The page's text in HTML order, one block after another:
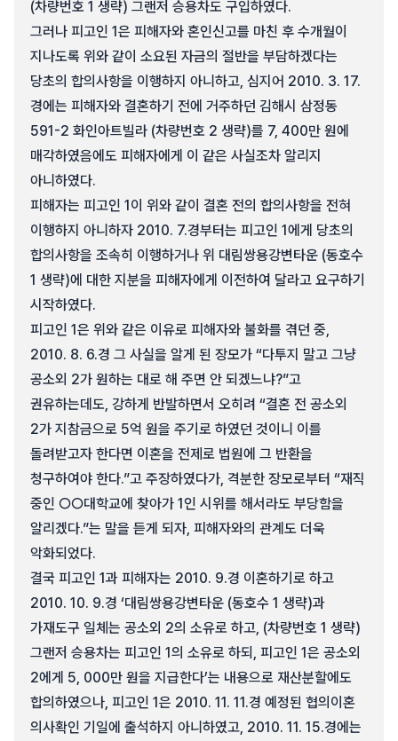
(차량번호 1 생략) 그랜저 승용차도 구입하였다.
그러나 피고인 1은 피해자와 혼인신고를 마친 후 수개월이
지나도록 위와 같이 소요된 자금의 절반을 부담하겠다는
당초의 합의사항을 이행하지 아니하고, 심지어 2010. 3. 17.
경에는 피해자와 결혼하기 전에 거주하던 김해시 삼정동
591-2 화인아트빌라 (차량번호 2 생략)를 7, 400만 원에
매각하였음에도 피해자에게 이 같은 사실조차 알리지
아니하였다.
피해자는 피고인 1이 위와 같이 결혼 전의 합의사항을 전혀
이행하지 아니하자 2010. 7.경부터는 피고인 1에게 당초의
합의사항을 조속히 이행하거나 위 대림쌍용강변타운 (동호수
1 생략)에 대한 지분을 피해자에게 이전하여 달라고 요구하기
시작하였다.
피고인 1은 위와 같은 이유로 피해자와 불화를 겪던 중,
2010. 8. 6.경 그 사실을 알게 된 장모가 “다투지 말고 그냥
공소외 2가 원하는 대로 해 주면 안 되겠느냐?”고
권유하는데도, 강하게 반발하면서 오히려 “결혼 전 공소외
2가 지참금으로 5억 원을 주기로 하였던 것이니 이를
돌려받고자 한다면 이혼을 전제로 법원에 그 반환을
청구하여야 한다.”고 주장하였다가, 격분한 장모로부터 “재직
중인 ○○대학교에 찾아가 1인 시위를 해서라도 부당함을
알리겠다.”는 말을 듣게 되자, 피해자와의 관계도 더욱
악화되었다.
결국 피고인 1과 피해자는 2010. 9.경 이혼하기로 하고
2010. 10. 9.경 ‘대림쌍용강변타운 (동호수 1 생략)과
가재도구 일체는 공소외 2의 소유로 하고, (차량번호 1 생략)
그랜저 승용차는 피고인 1의 소유로 하되, 피고인 1은 공소외
2에게 5, 000만 원을 지급한다’는 내용으로 재산분할에도
합의하였으나, 피고인 1은 2010. 11. 11.경 예정된 협의이혼
의사확인 기일에 출석하지 아니하였고, 2010. 11. 15.경에는